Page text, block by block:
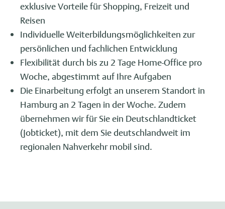
exklusive Vorteile für Shopping, Freizeit und
Reisen
Individuelle Weiterbildungsmöglichkeiten zur
persönlichen und fachlichen Entwicklung
Flexibilität durch bis zu 2 Tage Home-Office pro
Woche, abgestimmt auf Ihre Aufgaben
Die Einarbeitung erfolgt an unserem Standort in
Hamburg an 2 Tagen in der Woche. Zudem
übernehmen wir für Sie ein Deutschlandticket
(Jobticket), mit dem Sie deutschlandweit im
regionalen Nahverkehr mobil sind.